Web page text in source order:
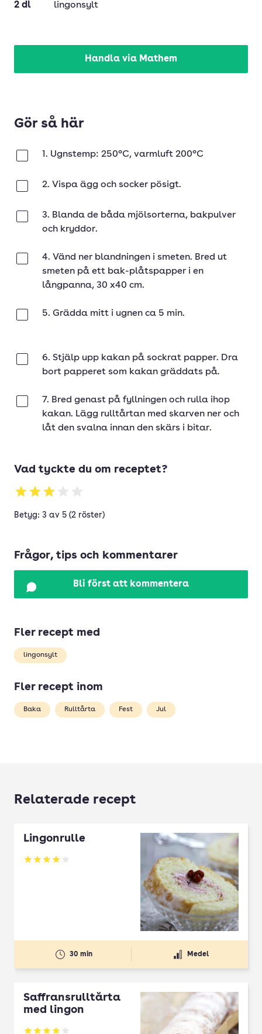
2 dl lingonsylt
Handla via Mathem
Gör så här
1. Ugnstemp: 250°C, varmluft 200°C
2. Vispa ägg och socker pösigt.
3. Blanda de båda mjölsorterna, bakpulver
och kryddor.
4. Vänd ner blandningen i smeten. Bred ut
smeten på ett bak-plåtspapper i en
långpanna, 30 x40 cm.
5. Grädda mitt i ugnen ca 5 min.
6. Stjälp upp kakan på sockrat papper. Dra
bort papperet som kakan gräddats på.
7. Bred genast på fyllningen och rulla ihop
kakan. Lägg rulltårtan med skarven ner och
låt den svalna innan den skärs i bitar.
Vad tyckte du om receptet?
Betyg: 3 av 5 (2 röster)
Frågor, tips och kommentarer
Bli först att kommentera
Fler recept med
lingonsylt
Fler recept inom
Baka Rulltårta Fest Jul
Relaterade recept
Lingonrulle
Betyg: 4 av 5
30 min Medel
Saffransrulltårta
med lingon